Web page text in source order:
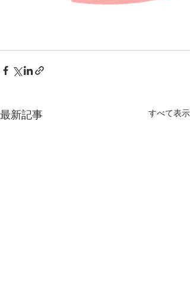
最新記事 すべて表示